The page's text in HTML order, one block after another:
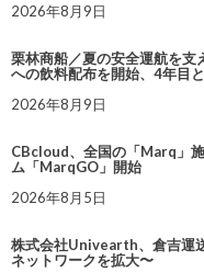
2026年8月9日
栗林商船／夏の安全運航を支
への飲料配布を開始、4年目
2026年8月9日
CBcloud、全国の「Marq」
ム「MarqGO」開始
2026年8月5日
株式会社Univearth、倉吉運
ネットワークを拡大〜